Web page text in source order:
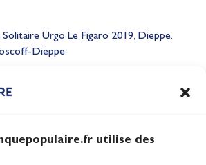
utilise des
Urgo Le Figaro 2019, Dieppe.
Dieppe
le plan d'eau des
2028